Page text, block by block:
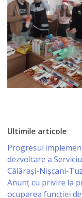
Comunal
Locativă
Centrul
de
Tineret
Cultură/
Programe
de
Ultimile articole
Progresul
dezvoltare a
Călărași-Nișcani-
Anunț cu privire la
ocuparea funcţiei